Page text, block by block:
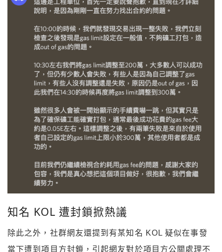
知名 KOL 遭封鎖掀熱議
除此之外，社群網友還提到有某知名 KOL 疑似在事發
當下遭到項目方封鎖，引起網友對於項目方公關處理不